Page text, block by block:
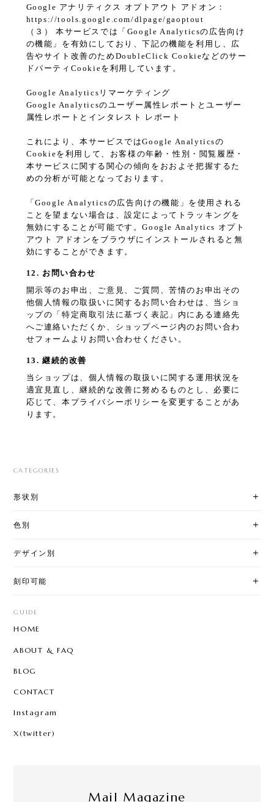
Google アナリティクス オプトアウト アドオン：
https://tools.google.com/dlpage/gaoptout
（３） 本サービスでは「Google Analyticsの広告向け
の機能」を有効にしており、下記の機能を利用し、広
告やサイト改善のためDoubleClick Cookieなどのサー
ドパーティCookieを利用しています。
Google Analyticsリマーケティング
Google Analyticsのユーザー属性レポートとユーザー
属性レポートとインタレスト レポート
これにより、本サービスではGoogle Analyticsの
Cookieを利用して、お客様の年齢・性別・閲覧履歴・
本サービスに関する関心の傾向をおおよそ把握するた
めの分析が可能となっております。
「Google Analyticsの広告向けの機能」を使用される
ことを望まない場合は、設定によってトラッキングを
無効にすることが可能です。Google Analytics オプト
アウト アドオンをブラウザにインストールされると無
効にすることができます。
12. お問い合わせ
開示等のお申出、ご意見、ご質問、苦情のお申出その
他個人情報の取扱いに関するお問い合わせは、当ショ
ップの「特定商取引法に基づく表記」内にある連絡先
へご連絡いただくか、ショップページ内のお問い合わ
せフォームよりお問い合わせください。
13. 継続的改善
当ショップは、個人情報の取扱いに関する運用状況を
適宜見直し、継続的な改善に努めるものとし、必要に
応じて、本プライバシーポリシーを変更することがあ
ります。
CATEGORIES
形状別
色別
デザイン別
刻印可能
GUIDE
HOME
ABOUT & FAQ
BLOG
CONTACT
Instagram
X(twitter)
Mail Magazine